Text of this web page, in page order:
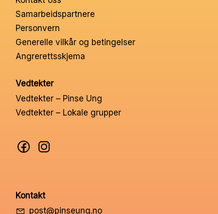
Samarbeidspartnere
Personvern
Generelle vilkår og betingelser
Angrerettsskjema
Vedtekter
Vedtekter – Pinse Ung
Vedtekter – Lokale grupper
Kontakt
post@pinseung.no
Nettbutikk
Kontakt oss
Min konto